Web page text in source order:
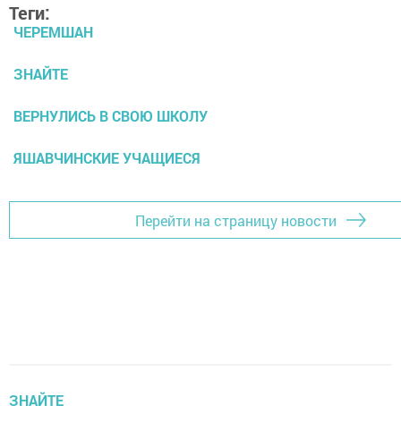
Теги:
ЧЕРЕМШАН
ЗНАЙТЕ
ВЕРНУЛИСЬ В СВОЮ ШКОЛУ
ЯШАВЧИНСКИЕ УЧАЩИЕСЯ
Перейти на страницу новости
ЗНАЙТЕ